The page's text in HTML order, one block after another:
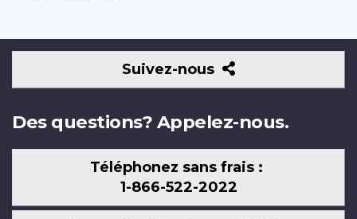
Suivez-nous
Suivez-
nous
Des questions? Appelez-nous.
Téléphonez sans frais :
1-866-522-2022